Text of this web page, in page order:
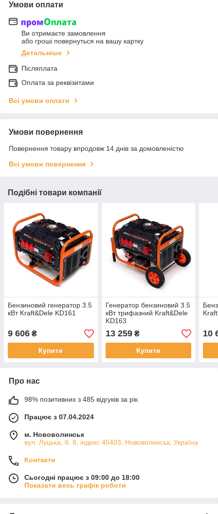
Умови оплати
Ви отримаєте замовлення
або гроші повернуться на вашу картку
Детальніше
Післяплата
Оплата за реквізитами
Всі умови оплати
Умови повернення
Повернення товару впродовж 14 днів за домовленістю
Всі умови повернення
Подібні товари компанії
Бензиновий генератор 3.5
кВт Kraft&Dele KD161
9 606 ₴
Купити
Генератор бензиновий 3.5
кВт трифазний Kraft&Dele
KD163
13 259₴
Купити
10
Про нас
98% позитивних з 485 відгуків за рік
Працює з 07.04.2024
м. Нововолинськ
вул. Луцька, б. 8, індекс 45403, Нововолинськ, Україна
Контакти
Сьогодні працює з 09:00 до 18:00
Показати весь графік роботи